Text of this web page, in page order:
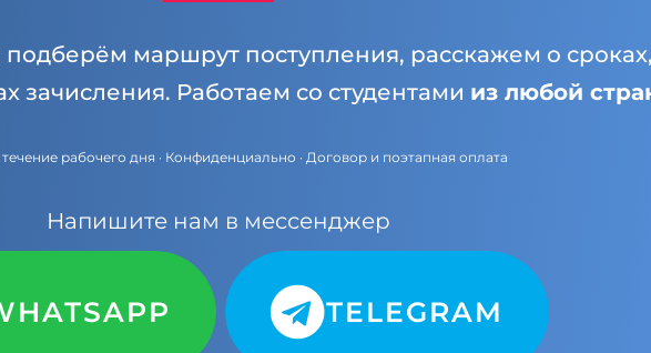
маршрут поступления, расскажем о сроках,
зачисления. Работаем со студентами из любой
рабочего дня · Конфиденциально · Договор и поэтапная оплата
Напишите нам в мессенджер
TELEGRAM